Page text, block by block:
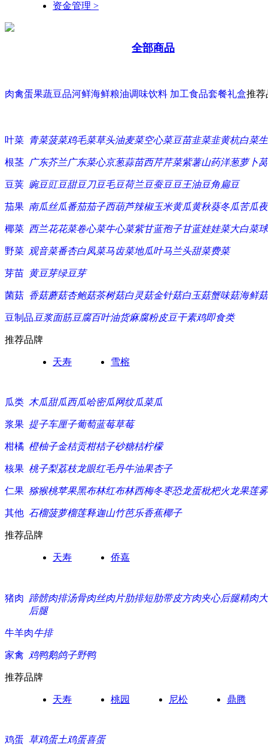
资金管理 >
全部商品
肉禽蛋果蔬豆品河鲜海鲜粮油调味饮料 加工食品套餐礼盒推荐
叶菜 青菜菠菜鸡毛菜草头油麦菜空心菜豆苗韭菜韭黄杭白菜
根茎 广东芥兰广东菜心京葱蒜苗西芹芹菜紫薯山药洋葱萝卜
豆荚 豌豆豇豆甜豆刀豆毛豆荷兰豆蚕豆豆王油豆角扁豆
茄果 南瓜丝瓜番茄茄子西葫芦辣椒玉米黄瓜黄秋葵冬瓜苦瓜
椰菜 西兰花花菜卷心菜牛心菜紫甘蓝孢子甘蓝娃娃菜大白菜
野菜 观音菜番杏白凤菜马齿菜地瓜叶马兰头甜菜费菜
芽苗 黄豆芽绿豆芽
菌菇 香菇蘑菇杏鲍菇茶树菇白灵菇金针菇白玉菇蟹味菇海鲜菇
豆制品 豆浆面筋豆腐百叶油货麻腐粉皮豆干素鸡即食类
推荐品牌
天寿 雪榕
瓜类 木瓜甜瓜西瓜哈密瓜网纹瓜菜瓜
浆果 提子车厘子葡萄蓝莓草莓
柑橘 橙柚子金桔贡柑桔子砂糖桔柠檬
核果 桃子梨荔枝龙眼红毛丹牛油果杏子
仁果 猕猴桃苹果黑布林红布林西梅冬枣恐龙蛋枇杷火龙果莲雾
其他 石榴菠萝榴莲释迦山竹芭乐香蕉椰子
推荐品牌
天寿 侨嘉
猪肉 蹄髈肉排汤骨肉丝肉片肋排短肋带皮方肉夹心后腿精肉
后腿
牛羊肉牛排
家禽 鸡鸭鹅鸽子野鸭
推荐品牌
天寿 桃园 尼松 鼎腾
鸡蛋 草鸡蛋土鸡蛋喜蛋